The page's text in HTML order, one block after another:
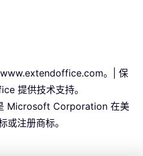
。| 保
提供技术支持。
Microsoft Corporation 在美
或注册商标。